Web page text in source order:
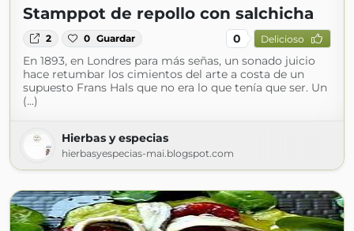
Stamppot de repollo con salchicha
2 0 Guardar 0 Delicioso
En 1893, en Londres para más señas, un sonado juicio
hace retumbar los cimientos del arte a costa de un
supuesto Frans Hals que no era lo que tenía que ser. Un
(...)
Hierbas y especias
hierbasyespecias-mai.blogspot.com